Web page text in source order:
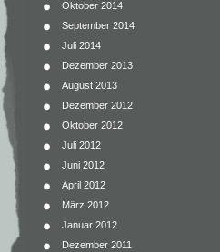
Oktober 2014
September 2014
Juli 2014
Dezember 2013
August 2013
Dezember 2012
Oktober 2012
Juli 2012
Juni 2012
April 2012
März 2012
Januar 2012
Dezember 2011